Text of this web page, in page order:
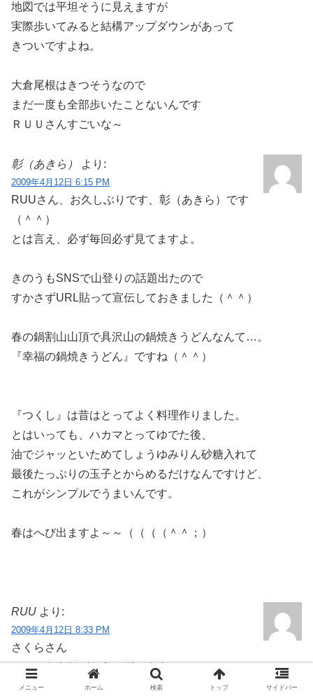
地図では平坦そうに見えますが
実際歩いてみると結構アップダウンがあって
きついですよね。
大倉尾根はきつそうなので
まだ一度も全部歩いたことないんです
ＲＵＵさんすごいな～
彰（あきら） より:
2009年4月12日 6:15 PM
RUUさん、お久しぶりです、彰（あきら）です
（＾＾）ゞ
とは言え、必ず毎回必ず見てますよ。
きのうもSNSで山登りの話題出たので
すかさずURL貼って宣伝しておきました（＾＾）
春の鍋割山山頂で具沢山の鍋焼きうどんなんて…。
『幸福の鍋焼きうどん』ですね（＾＾）
『つくし』は昔はとってよく料理作りました。
とはいっても、ハカマとってゆでた後、
油でジャッといためてしょうゆみりん砂糖入れて
最後たっぷりの玉子とからめるだけなんですけど、
これがシンプルでうまいんです。
春はへび出ますよ～～（（（（＾＾；）
RUU より:
2009年4月12日 8:33 PM
さくらさん
コメントありがとうございます
さくらさんや、ひろさんのレポを見て
メニュー ホーム 検索 トップ サイドバー